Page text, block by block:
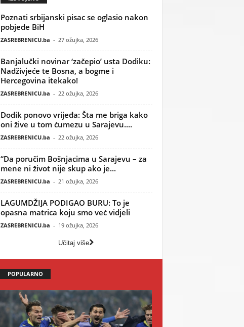
Poznati srbijanski pisac se oglasio nakon
pobjede BiH
ZASREBRENICU.ba - 27 ožujka, 2026
Banjalučki novinar ‘začepio’ usta Dodiku:
Nadživjeće te Bosna, a bogme i
Hercegovina itekako!
ZASREBRENICU.ba - 22 ožujka, 2026
Dodik ponovo vrijeđa: Šta me briga kako
oni žive u tom ćumezu u Sarajevu....
ZASREBRENICU.ba - 22 ožujka, 2026
“Da poručim Bošnjacima u Sarajevu – za
mene ni život nije skup ako je...
ZASREBRENICU.ba - 21 ožujka, 2026
LAGUMDŽIJA PODIGAO BURU: To je
opasna matrica koju smo već vidjeli
ZASREBRENICU.ba - 19 ožujka, 2026
Učitaj više
POPULARNO